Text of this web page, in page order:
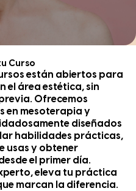
Curso
están abiertos para
el área estética, sin
Ofrecemos
en mesoterapia y
diseñados
habilidades prácticas,
usas y obtener
el primer día.
eleva tu práctica
marcan la diferencia.